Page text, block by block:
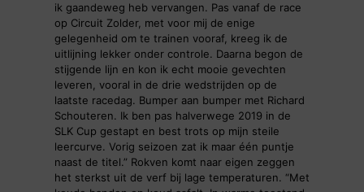
ik gaandeweg heb vervangen. Pas vanaf de race
op Circuit Zolder, met voor mij de enige
gelegenheid om te trainen vooraf, kreeg ik de
uitlijning lekker onder controle. Daarna begon de
stijgende lijn en kon ik echt mooie gevechten
leveren, vooral in de drie wedstrijden op de
laatste racedag. Bumper aan bumper met Richard
Schouteren. Ik ben pas halverwege 2019 in de
SLK Cup gestapt en best trots op mijn steile
leercurve. Vorig seizoen zat ik maar één puntje
naast de titel.” Rokven komt naar eigen zeggen
het sterkst uit de verf bij lage temperaturen. “Met